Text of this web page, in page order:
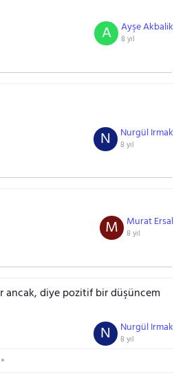
Ayşe Akbalik
8 yıl
A
Nurgül Irmak
8 yıl
N
Murat Ersal
8 yıl
M
ancak, diye pozitif bir düşüncem
Nurgül Irmak
8 yıl
N